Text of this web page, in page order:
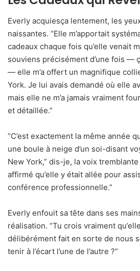
Everly acquiesça lentement, les
naissantes. “Elle m’apportait
cadeaux chaque fois qu’elle venait
souviens précisément d’une fois —
— elle m’a offert un magnifique
York. Je lui avais demandé où elle
mais elle ne m’a jamais vraiment
et détaillée.”
“C’est exactement la même année
une boule à neige d’un soi-disant
New York,” dis-je, la voix tremblante
affirmé qu’elle y était allée pour
conférence professionnelle.”
Everly enfouit sa tête dans ses
réalisation. “Tu crois vraiment
délibérément fait en sorte de nous
tenir à l’écart l’une de l’autre ?”